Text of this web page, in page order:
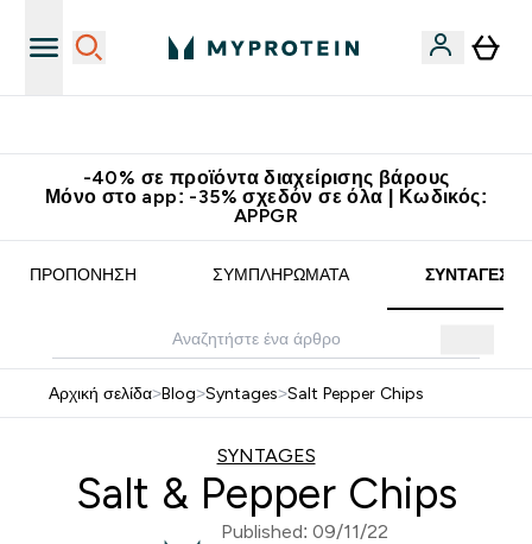
-40% σε προϊόντα διαχείρισης βάρους
Μόνο στο app: -35% σχεδόν σε όλα | Κωδικός:
APPGR
ΠΡΟΠΌΝΗΣΗ ΣΥΜΠΛΗΡΏΜΑΤΑ ΣΥΝΤΑΓΈΣ
Αρχική σελίδα>Blog>Syntages>Salt Pepper Chips
SYNTAGES
Salt & Pepper Chips
Published: 09/11/22